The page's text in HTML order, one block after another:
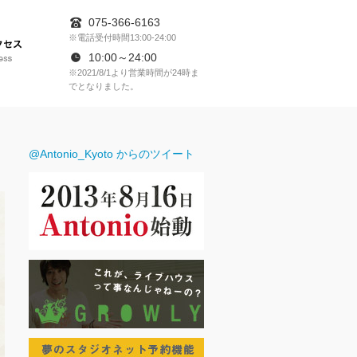
アクセス
075-366-6163
※電話受付時間13:00-24:00
10:00～24:00
※2021/8/1より営業時間が24時ま
でとなりました。
RESERVATION
@Antonio_Kyoto からのツイート